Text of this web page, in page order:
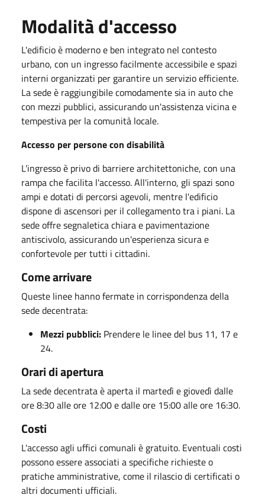
Modalità d'accesso
L'edificio è moderno e ben integrato nel contesto
urbano, con un ingresso facilmente accessibile e spazi
interni organizzati per garantire un servizio efficiente.
La sede è raggiungibile comodamente sia in auto che
con mezzi pubblici, assicurando un'assistenza vicina e
tempestiva per la comunità locale.
Accesso per persone con disabilità
L'ingresso è privo di barriere architettoniche, con una
rampa che facilita l'accesso. All'interno, gli spazi sono
ampi e dotati di percorsi agevoli, mentre l'edificio
dispone di ascensori per il collegamento tra i piani. La
sede offre segnaletica chiara e pavimentazione
antiscivolo, assicurando un'esperienza sicura e
confortevole per tutti i cittadini.
Come arrivare
Queste linee hanno fermate in corrispondenza della
sede decentrata:
Mezzi pubblici: Prendere le linee del bus 11, 17 e
24.
Orari di apertura
La sede decentrata è aperta il martedì e giovedì dalle
ore 8:30 alle ore 12:00 e dalle ore 15:00 alle ore 16:30.
Costi
L'accesso agli uffici comunali è gratuito. Eventuali costi
possono essere associati a specifiche richieste o
pratiche amministrative, come il rilascio di certificati o
altri documenti ufficiali.